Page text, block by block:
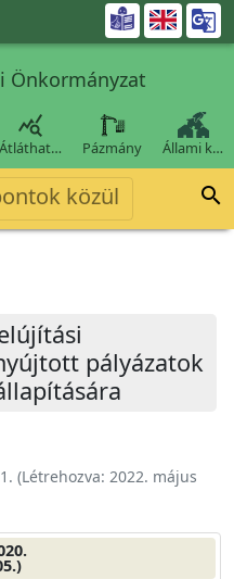

Önkormányzat

Átláthat… Pázmány Állami k…
közül 
pályázatok
(Létrehozva: 2022. május